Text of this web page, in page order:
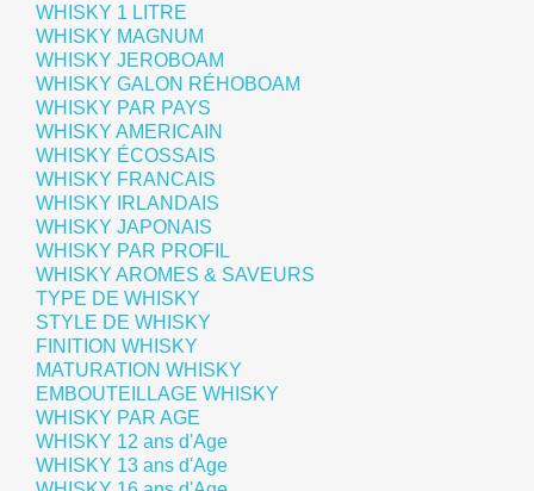
WHISKY 1 LITRE
WHISKY MAGNUM
WHISKY JEROBOAM
WHISKY GALON RÉHOBOAM
WHISKY PAR PAYS
WHISKY AMERICAIN
WHISKY ÉCOSSAIS
WHISKY FRANCAIS
WHISKY IRLANDAIS
WHISKY JAPONAIS
WHISKY PAR PROFIL
WHISKY AROMES & SAVEURS
TYPE DE WHISKY
STYLE DE WHISKY
FINITION WHISKY
MATURATION WHISKY
EMBOUTEILLAGE WHISKY
WHISKY PAR AGE
WHISKY 12 ans d'Age
WHISKY 13 ans d'Age